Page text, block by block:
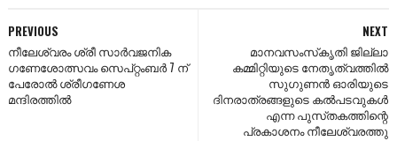
NEXT
മാനവസംസ്‌കൃതി ജില്ലാ
കമ്മിറ്റിയുടെ നേതൃത്വത്തില്‍
സുഗുണന്‍ ഓരിയുടെ
ദിനരാത്രങ്ങളുടെ കല്‍പടവുകള്‍
എന്ന പുസ്‌തകത്തിന്റെ
പ്രകാശനം നീലേശ്വരത്തു
PREVIOUS
നീലേശ്വരം ശ്രീ സാര്‍വജനിക
ഗണേശോത്സവം സെപ്‌റ്റംബര്‍ 7 ന്‌
പേരോല്‍ ശ്രീഗണേശ
മന്ദിരത്തില്‍